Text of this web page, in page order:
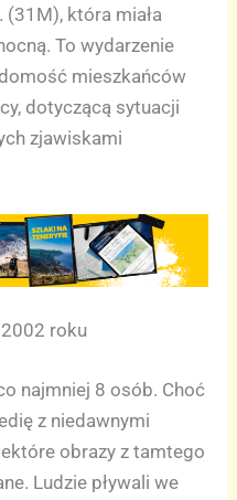
która miała
To wydarzenie
mieszkańców
dotyczącą sytuacji
zjawiskami
roku
najmniej 8 osób. Choć
z niedawnymi
obrazy z tamtego
Ludzie pływali we